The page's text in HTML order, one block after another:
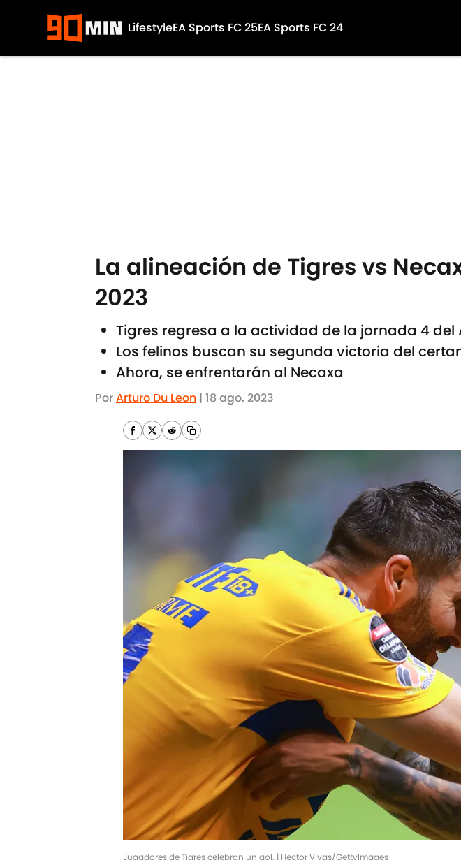
LifestyleEA Sports FC 25EA Sports FC 24
La alineación de Tigres vs
2023
Tigres regresa a la actividad de la jornada 4 del
Los felinos buscan su segunda victoria del
Ahora, se enfrentarán al Necaxa
PorArturo Du Leon | 18 ago. 2023
Jugadores de Tigres celebran un gol. | Hector Vivas/GettyImages